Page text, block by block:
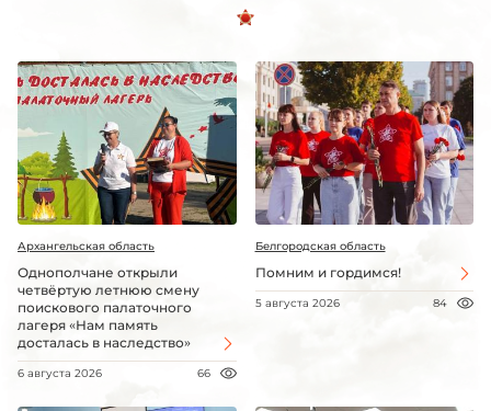
Архангельская область
Однополчане открыли
четвёртую летнюю смену
поискового палаточного
лагеря «Нам память
досталась в наследство»
6 августа 2026 66
Белгородская область
Помним и гордимся!
5 августа 2026 84